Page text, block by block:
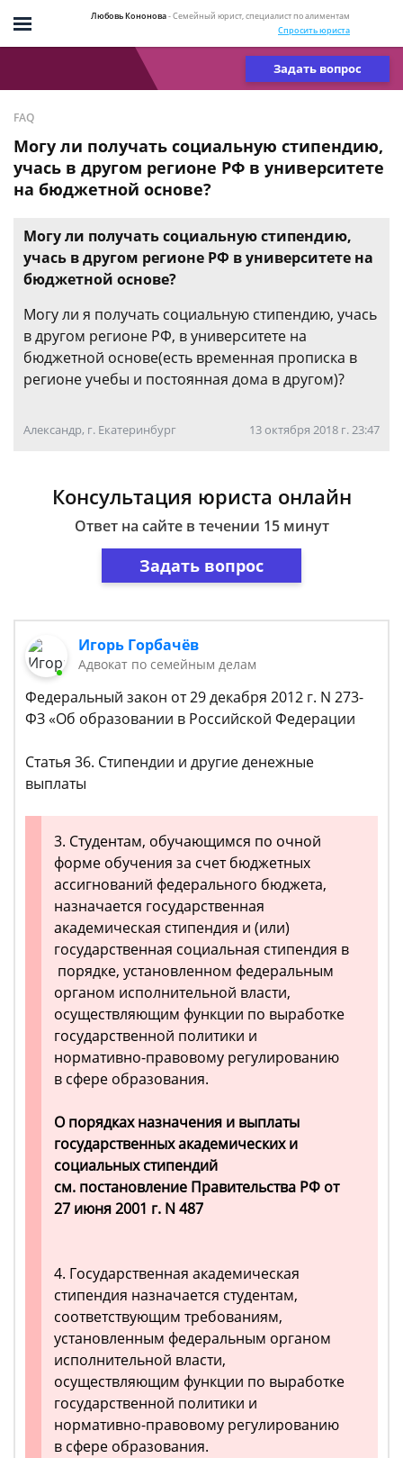
Любовь Кононова- Семейный юрист, специалист по алиментам
Спросить юриста
Задать вопрос
FAQ
Могу ли получать социальную стипендию,
учась в другом регионе РФ в университете
на бюджетной основе?
Могу ли получать социальную стипендию,
учась в другом регионе РФ в университете на
бюджетной основе?
Могу ли я получать социальную стипендию, учась
в другом регионе РФ, в университете на
бюджетной основе(есть временная прописка в
регионе учебы и постоянная дома в другом)?
Александр, г. Екатеринбург 13 октября 2018 г. 23:47
Консультация юриста онлайн
Ответ на сайте в течении 15 минут
Задать вопрос
Игорь Горбачёв
Адвокат по семейным делам
Федеральный закон от 29 декабря 2012 г. N 273-
ФЗ «Об образовании в Российской Федерации
Статья 36. Стипендии и другие денежные
выплаты
3. Студентам, обучающимся по очной
форме обучения за счет бюджетных
ассигнований федерального бюджета,
назначается государственная
академическая стипендия и (или)
государственная социальная стипендия в
порядке, установленном федеральным
органом исполнительной власти,
осуществляющим функции по выработке
государственной политики и
нормативно-правовому регулированию
в сфере образования.
О порядках назначения и выплаты
государственных академических и
социальных стипендий
см. постановление Правительства РФ от
27 июня 2001 г. N 487
4. Государственная академическая
стипендия назначается студентам,
соответствующим требованиям,
установленным федеральным органом
исполнительной власти,
осуществляющим функции по выработке
государственной политики и
нормативно-правовому регулированию
в сфере образования.